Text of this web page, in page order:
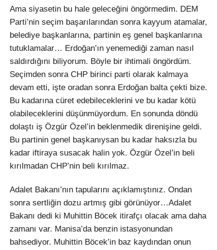
Ama siyasetin bu hale geleceğini öngörmedim. DEM
Parti’nin seçim başarılarından sonra kayyum atamalar,
belediye başkanlarına, partinin eş genel başkanlarına
tutuklamalar… Erdoğan’ın yenemediği zaman nasıl
saldırdığını biliyorum. Böyle bir ihtimali öngördüm.
Seçimden sonra CHP birinci parti olarak kalmaya
devam etti, işte oradan sonra Erdoğan balta çekti bize.
Bu kadarına cüret edebileceklerini ve bu kadar kötü
olabileceklerini düşünmüyordum. En sonunda döndü
dolaştı iş Özgür Özel’in beklenmedik direnişine geldi.
Bu partinin genel başkanıysan bu kadar haksızla bu
kadar iftiraya susacak halin yok. Özgür Özel’in beli
kırılmadan CHP’nin beli kırılmaz.
Adalet Bakanı’nın tapularını açıklamıştınız. Ondan
sonra sertliğin dozu artmış gibi görünüyor…Adalet
Bakanı dedi ki Muhittin Böcek itirafçı olacak ama daha
zamanı var. Manisa’da benzin istasyonundan
bahsediyor. Muhittin Böcek’in baz kaydından onun